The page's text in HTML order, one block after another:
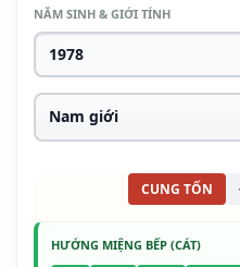
NĂM SINH & GIỚI TÍNH
CUNG TỐN
HƯỚNG MIỆNG BẾP (CÁT)